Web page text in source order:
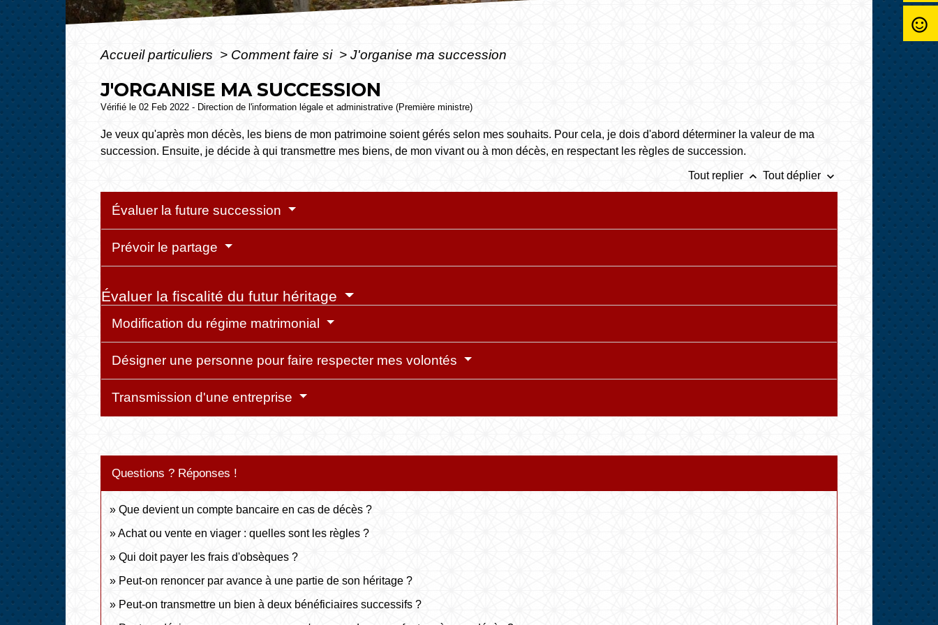
Accueil particuliers > Comment faire si > J'organise ma succession
J'ORGANISE MA SUCCESSION
Vérifié le 02 Feb 2022 - Direction de l'information légale et administrative (Première ministre)
Je veux qu'après mon décès, les biens de mon patrimoine soient gérés selon mes souhaits. Pour cela, je dois d'abord déterminer la valeur de ma
succession. Ensuite, je décide à qui transmettre mes biens, de mon vivant ou à mon décès, en respectant les règles de succession.
Tout replier keyboard_arrow_up Tout déplier keyboard_arrow_down
Évaluer la future succession
Prévoir le partage
Évaluer la fiscalité du futur héritage
Modification du régime matrimonial
Désigner une personne pour faire respecter mes volontés
Transmission d'une entreprise
Questions ? Réponses !
Que devient un compte bancaire en cas de décès ?
Achat ou vente en viager : quelles sont les règles ?
Qui doit payer les frais d'obsèques ?
Peut-on renoncer par avance à une partie de son héritage ?
Peut-on transmettre un bien à deux bénéficiaires successifs ?
sentiment_satisfied_alt